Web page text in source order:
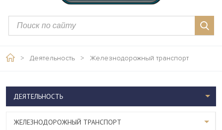
> Деятельность > Железнодорожный транспорт
ДЕЯТЕЛЬНОСТЬ
ЖЕЛЕЗНОДОРОЖНЫЙ ТРАНСПОРТ